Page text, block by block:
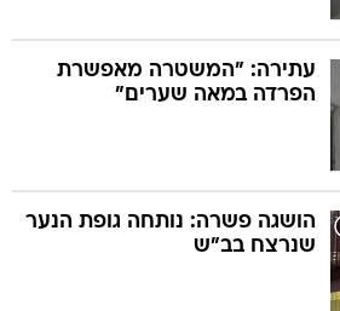
עתירה: "המשטרה מאפשרת
הפרדה במאה שערים"
הושגה פשרה: נותחה גופת הנער
שנרצח בב"ש